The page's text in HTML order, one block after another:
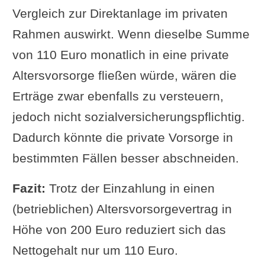
Vergleich zur Direktanlage im privaten
Rahmen auswirkt. Wenn dieselbe Summe
von 110 Euro monatlich in eine private
Altersvorsorge fließen würde, wären die
Erträge zwar ebenfalls zu versteuern,
jedoch nicht sozialversicherungspflichtig.
Dadurch könnte die private Vorsorge in
bestimmten Fällen besser abschneiden.
Fazit: Trotz der Einzahlung in einen
(betrieblichen) Altersvorsorgevertrag in
Höhe von 200 Euro reduziert sich das
Nettogehalt nur um 110 Euro.